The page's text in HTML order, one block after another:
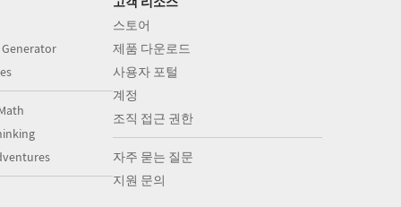
스토어
제품 다운로드
사용자 포털
계정
조직 접근 권한
자주 묻는 질문
지원 문의